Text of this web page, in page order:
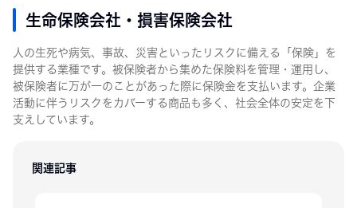
生命保険会社・損害保険会社
人の生死や病気、事故、災害といったリスクに備える「保険」を
提供する業種です。被保険者から集めた保険料を管理・運用し、
被保険者に万が一のことがあった際に保険金を支払います。企業
活動に伴うリスクをカバーする商品も多く、社会全体の安定を下
支えしています。
関連記事